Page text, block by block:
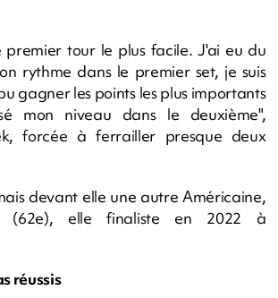
premier tour le plus facile. J'ai eu du
rythme dans le premier set, je suis
gagner les points les plus importants
mon niveau dans le deuxième",
forcée à ferrailler presque deux
devant elle une autre Américaine,
(62e), elle finaliste en 2022 à
réussis